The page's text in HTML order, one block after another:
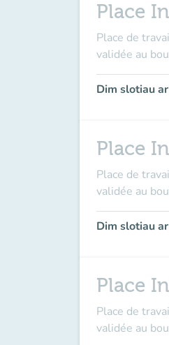
Place
Place de
validée au
Dim slotiau
Place
Place de
validée au
Dim slotiau
Place
Place de
validée au